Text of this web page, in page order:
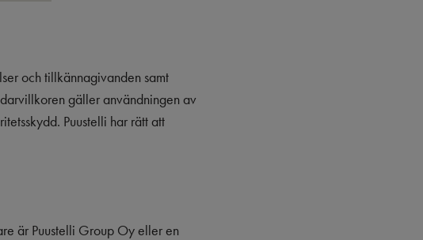
och tillkännagivanden samt
gäller användningen av
Puustelli har rätt att
är Puustelli Group Oy eller en